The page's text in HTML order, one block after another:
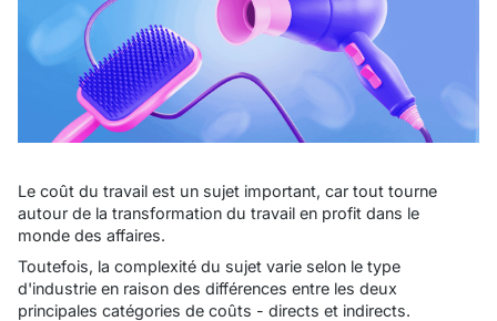
Le coût du travail est un sujet important, car tout tourne
autour de la transformation du travail en profit dans le
monde des affaires.
Toutefois, la complexité du sujet varie selon le type
d'industrie en raison des différences entre les deux
principales catégories de coûts - directs et indirects.